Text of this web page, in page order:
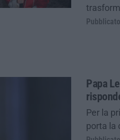
Papa
Per la
porta la